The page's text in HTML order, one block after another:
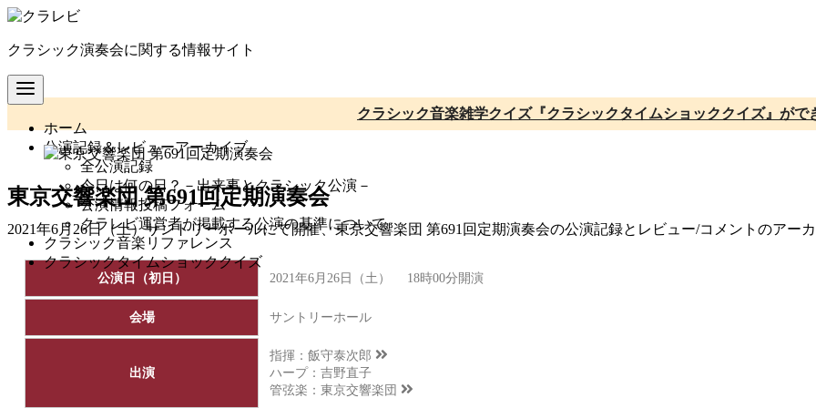
コ
テ
ン
ツ
移
クラシック演奏会に関する情報サイト
ホーム
公演記録＆レビューアーカイブ
全公演記録
今日は何の日？－出来事とクラシック公演－
公演情報投稿フォーム
クラレビ運営者が掲載する公演の基準について
クラシック音楽リファレンス
クラシックタイムショッククイズ
クラシック音楽雑学クイズ『クラシックタイムショッククイズ』がで
東京交響楽団 第691回定期演奏会
2021年6月26日（土）サントリーホールにて開催、東京交響楽団 第691回定期演奏会の公演記録とレビュー/コメントのアーカ
公演日（初日） 2021年6月26日（土） 18時00分開演
会場 サントリーホール
出演
指揮： 飯守泰次郎
ハープ：吉野直子
管弦楽： 東京交響楽団